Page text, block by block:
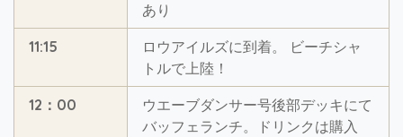
あり
11:15
ロウアイルズに到着。 ビーチシャ
トルで上陸！
12：00
ウエーブダンサー号後部デッキにて
バッフェランチ。ドリンクは購入